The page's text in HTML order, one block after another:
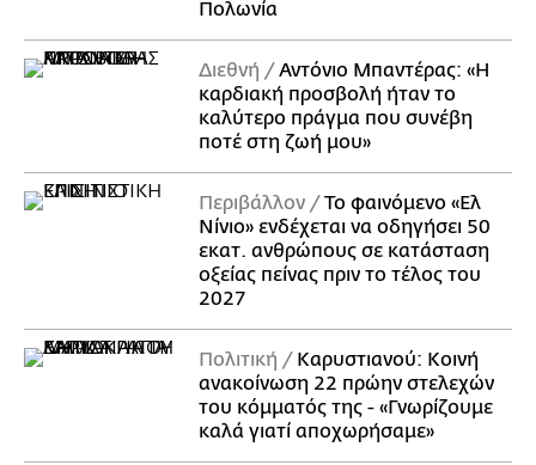
Πολωνία
Διεθνή
Αντόνιο Μπαντέρας: «Η
καρδιακή προσβολή ήταν το
καλύτερο πράγμα που συνέβη
ποτέ στη ζωή μου»
Περιβάλλον
Το φαινόμενο «Ελ
Νίνιο» ενδέχεται να οδηγήσει 50
εκατ. ανθρώπους σε κατάσταση
οξείας πείνας πριν το τέλος του
2027
Πολιτική
Καρυστιανού: Κοινή
ανακοίνωση 22 πρώην στελεχών
του κόμματός της - «Γνωρίζουμε
καλά γιατί αποχωρήσαμε»